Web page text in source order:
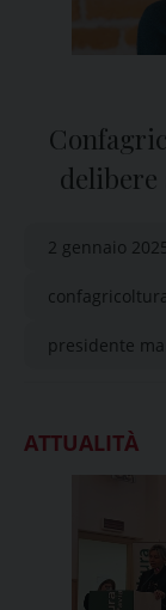
delibere
2 gennaio
confagricoltura
presidente
ATTUALITÀ